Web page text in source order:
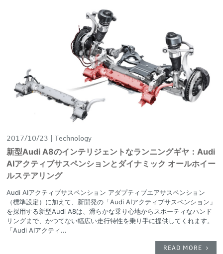
2017/10/23 Technology
新型Audi A8のインテリジェントなランニングギヤ：Audi
AIアクティブサスペンションとダイナミック オールホイー
ルステアリング
Audi AIアクティブサスペンション アダプティブエアサスペンション
（標準設定）に加えて、新開発の「Audi AIアクティブサスペンション」
を採用する新型Audi A8は、滑らかな乗り心地からスポーティなハンド
リングまで、かつてない幅広い走行特性を乗り手に提供してくれます。
「Audi AIアクティ...
READ MORE